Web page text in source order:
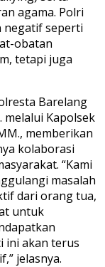
agama. Polri
negatif seperti
obatan
tetapi juga
Barelang
melalui Kapolsek
memberikan
kolaborasi
“Kami
masalah
dari orang tua,
untuk
ini akan terus
jelasnya.